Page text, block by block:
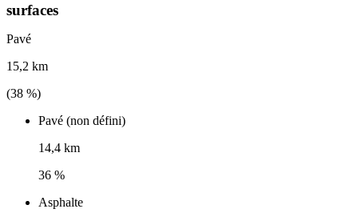
surfaces
Pavé
15,2 km
(38 %)
Pavé (non défini)
14,4 km
36 %
Asphalte